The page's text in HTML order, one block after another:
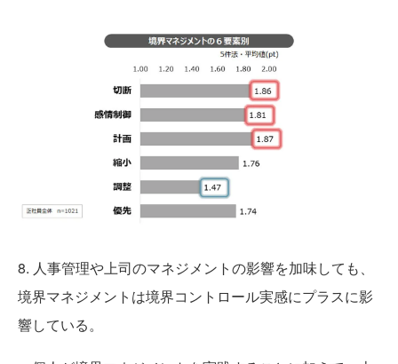
8. 人事管理や上司のマネジメントの影響を加味しても、
境界マネジメントは境界コントロール実感にプラスに影
響している。